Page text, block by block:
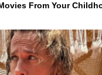
From Your